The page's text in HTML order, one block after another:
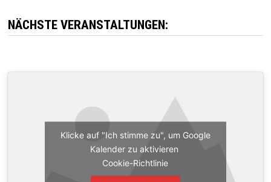
NÄCHSTE VERANSTALTUNGEN:
Klicke auf "Ich stimme zu", um Google
Kalender zu aktivieren
Cookie-Richtlinie